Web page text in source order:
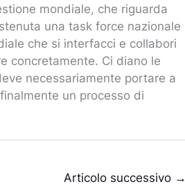
mondiale, che riguarda
una task force nazionale
che si interfacci e collabori
concretamente. Ci diano le
necessariamente portare a
un processo di
Articolo successivo →